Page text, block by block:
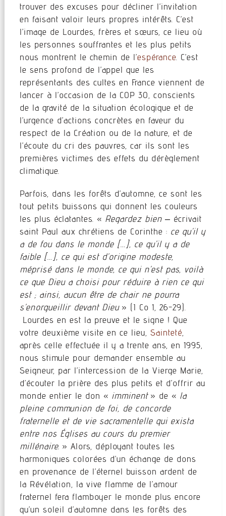
trouver des excuses pour décliner l’invitation
en faisant valoir leurs propres intérêts. C’est
l’image de Lourdes, frères et sœurs, ce lieu où
les personnes souffrantes et les plus petits
nous montrent le chemin de l’espérance. C’est
le sens profond de l’appel que les
représentants des cultes en France viennent de
lancer à l’occasion de la COP 30, conscients
de la gravité de la situation écologique et de
l’urgence d’actions concrètes en faveur du
respect de la Création ou de la nature, et de
l’écoute du cri des pauvres, car ils sont les
premières victimes des effets du dérèglement
climatique.
Parfois, dans les forêts d’automne, ce sont les
tout petits buissons qui donnent les couleurs
les plus éclatantes. « Regardez bien– écrivait
saint Paul aux chrétiens de Corinthe : ce qu’il y
a de fou dans le monde […], ce qu’il y a de
faible […], ce qui est d’origine modeste,
méprisé dans le monde, ce qui n’est pas, voilà
ce que Dieu a choisi pour réduire à rien ce qui
est ; ainsi, aucun être de chair ne pourra
s’enorgueillir devant Dieu» (I Co 1, 26-29).
Lourdes en est la preuve et le signe ! Que
votre deuxième visite en ce lieu, Sainteté
après celle effectuée il y a trente ans, en 1995,
nous stimule pour demander ensemble au
Seigneur, par l’intercession de la Vierge Marie,
d’écouter la prière des plus petits et d’offrir au
monde entier le don « imminent» de « la
pleine communion de foi, de concorde
fraternelle et de vie sacramentelle qui exista
entre nos Églises au cours du premier
millénaire. » Alors, déployant toutes les
harmoniques colorées d’un échange de dons
en provenance de l’éternel buisson ardent de
la Révélation, la vive flamme de l’amour
fraternel fera flamboyer le monde plus encore
qu’un soleil d’automne dans les forêts des